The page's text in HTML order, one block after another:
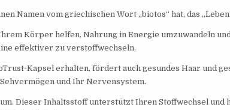
Namen vom griechischen Wort „biotos“ hat, das
Körper helfen, Nahrung in Energie umzuwandeln
effektiver zu verstoffwechseln.
Kapsel erhalten, fördert auch gesundes Haar und
und Ihr Nervensystem.
Dieser Inhaltsstoff unterstützt Ihren Stoffwechsel und